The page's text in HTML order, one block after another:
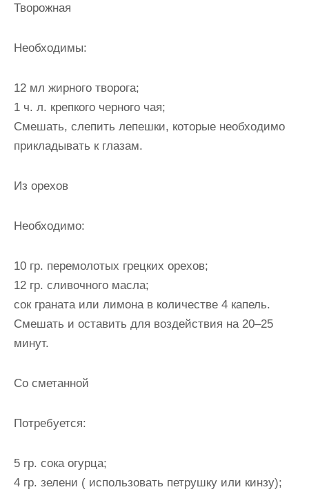
Творожная
Необходимы:
12 мл жирного творога;
1 ч. л. крепкого черного чая;
Смешать, слепить лепешки, которые необходимо
прикладывать к глазам.
Из орехов
Необходимо:
10 гр. перемолотых грецких орехов;
12 гр. сливочного масла;
сок граната или лимона в количестве 4 капель.
Смешать и оставить для воздействия на 20–25
минут.
Со сметанной
Потребуется:
5 гр. сока огурца;
4 гр. зелени ( использовать петрушку или кинзу);